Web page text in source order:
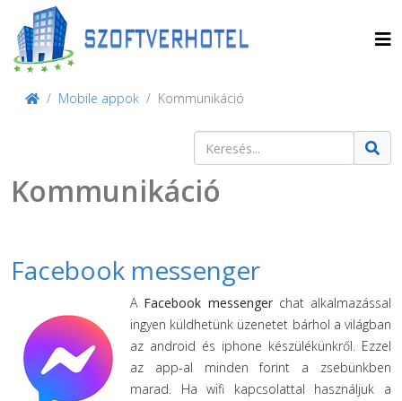
Mobile appok Kommunikáció
Keresés
Kommunikáció
Facebook messenger
A Facebook messengerchat alkalmazással
ingyen küldhetünk üzenetet bárhol a világban
az android és iphone készülékünkről. Ezzel
az app-al minden forint a zsebünkben
marad. Ha wifi kapcsolattal használjuk a